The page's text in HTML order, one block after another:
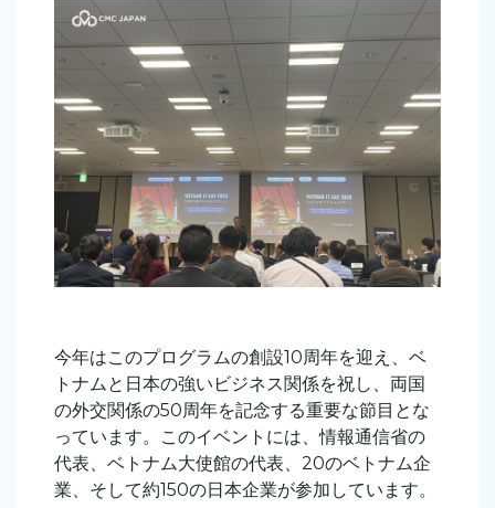
今年はこのプログラムの創設10周年を迎え、ベ
トナムと日本の強いビジネス関係を祝し、両国
の外交関係の50周年を記念する重要な節目とな
っています。このイベントには、情報通信省の
代表、ベトナム大使館の代表、20のベトナム企
業、そして約150の日本企業が参加しています。